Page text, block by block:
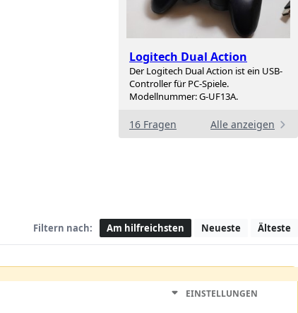
Logitech Dual Action
Der Logitech Dual Action ist ein USB-
Controller für PC-Spiele.
Modellnummer: G-UF13A.
16 Fragen Alle anzeigen
Filtern nach: Am hilfreichsten Neueste Älteste
EINSTELLUNGEN